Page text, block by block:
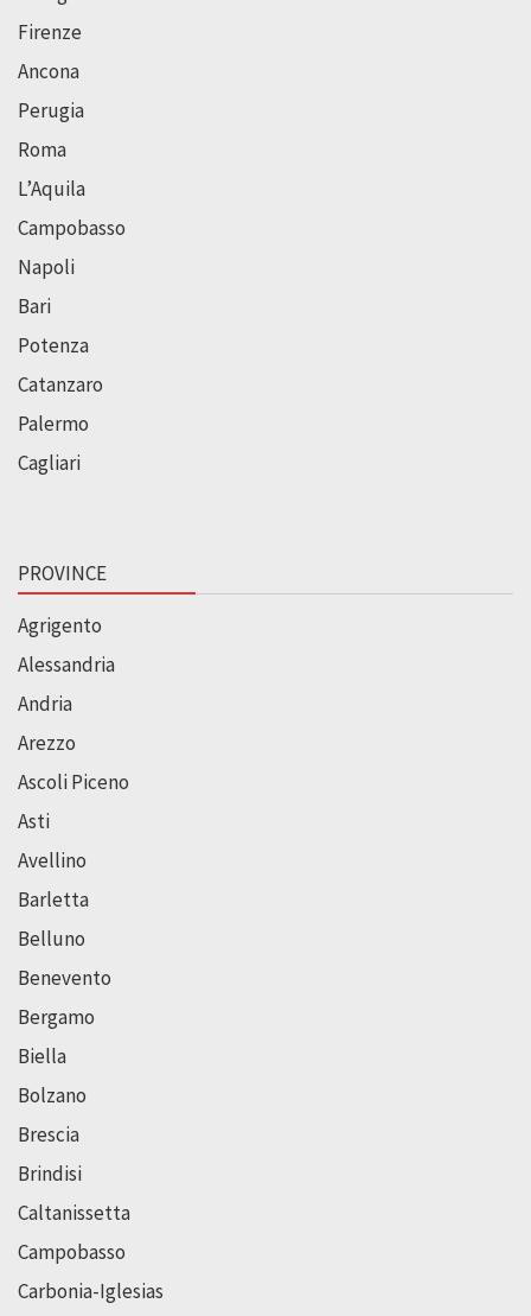
Firenze
Ancona
Perugia
Roma
L’Aquila
Campobasso
Napoli
Bari
Potenza
Catanzaro
Palermo
Cagliari
PROVINCE
Agrigento
Alessandria
Andria
Arezzo
Ascoli Piceno
Asti
Avellino
Barletta
Belluno
Benevento
Bergamo
Biella
Bolzano
Brescia
Brindisi
Caltanissetta
Campobasso
Carbonia-Iglesias